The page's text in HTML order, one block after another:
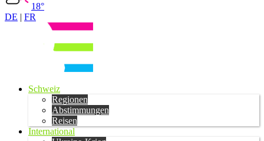
18°
DE | FR
Schweiz
Regionen
Abstimmungen
Reisen
International